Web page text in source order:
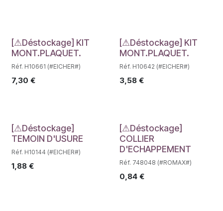
Déstockage
[⚠Déstockage] KIT
MONT.PLAQUET.
Réf. H10661 (#EICHER#)
7,30 €
Déstockage
[⚠Déstockage] KIT
MONT.PLAQUET.
Réf. H10642 (#EICHER#)
3,58€
Déstockage
[⚠Déstockage]
TEMOIN D'USURE
Réf. H10144 (#EICHER#)
1,88 €
Déstockage
[⚠Déstockage]
COLLIER
D'ECHAPPEMENT
Réf. 748048 (#ROMAX#)
0,84€